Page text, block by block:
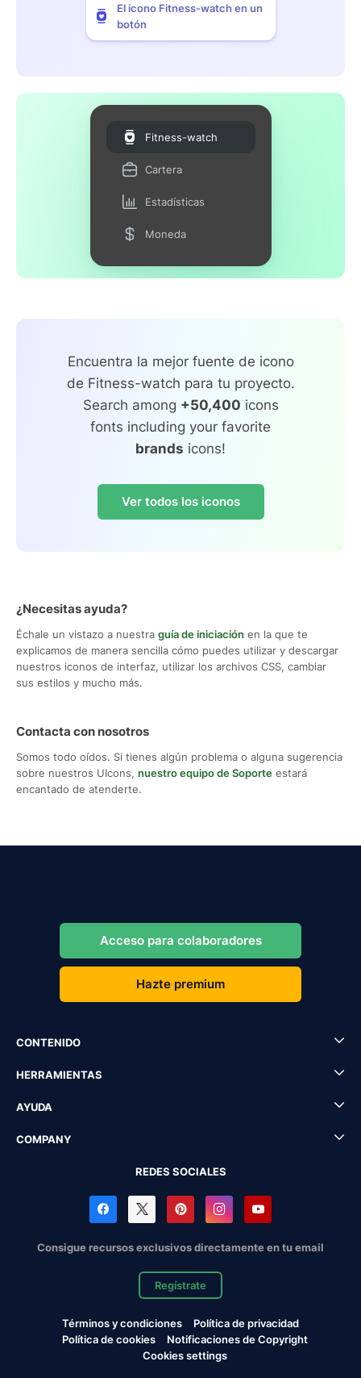
El icono Fitness-watch en un
botón
Fitness-watch
Cartera
Estadísticas
Moneda
Encuentra la mejor fuente de icono
de Fitness-watch para tu proyecto.
Search among +50,400 icons
fonts including your favorite
brands icons!
Ver todos los iconos
¿Necesitas ayuda?
Échale un vistazo a nuestra guía de iniciación en la que te
explicamos de manera sencilla cómo puedes utilizar y descargar
nuestros iconos de interfaz, utilizar los archivos CSS, cambiar
sus estilos y mucho más.
Contacta con nosotros
Somos todo oídos. Si tienes algún problema o alguna sugerencia
sobre nuestros UIcons, nuestro equipo de Soporte estará
encantado de atenderte.
Acceso para colaboradores
Hazte premium
CONTENIDO
HERRAMIENTAS
AYUDA
COMPANY
REDES SOCIALES
Consigue recursos exclusivos directamente en tu email
Regístrate
Términos y condiciones
Política de privacidad
Política de cookies
Notificaciones de Copyright
Cookies settings